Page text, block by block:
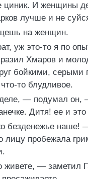
И женщины
лучше и не
на женщин.
уж это-то я по
Хмаров и
бойкими, серыми
то блудливое.
— подумал он,
Дитя! ее и
безденежье наше!
лицу пробежала
живете, — заметил